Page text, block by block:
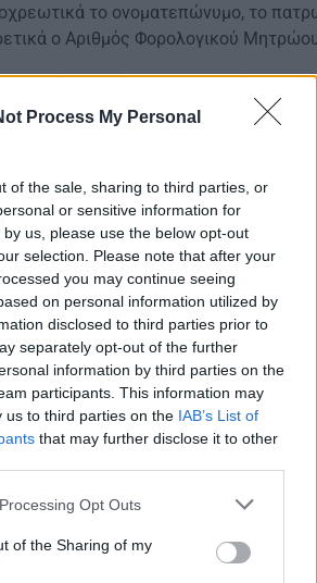
Process My Personal
of the sale, sharing to third parties, or
or sensitive information for
us, please use the below opt-out
selection. Please note that after your
you may continue seeing
on personal information utilized by
disclosed to third parties prior to
separately opt-out of the further
information by third parties on the
participants. This information may
us to third parties on the IAB’s List of
that may further disclose it to other
website/app uses one or more Google
or usage behaviour. You may click to
to Google and its third-party tags to
Opt Outs
of the Sharing of my
το ονοματεπώνυμο, το
ο Αριθμός Φορολογικού
Ποιοί μπορούν να απαλλαγούν και με